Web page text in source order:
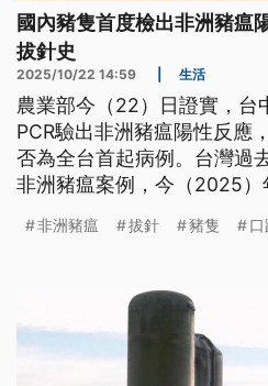
國內豬隻首度檢出非洲豬瘟
拔針史
2025/10/22 14:59 生活
農業部今（22）日證實，台
PCR驗出非洲豬瘟陽性反應
否為全台首起病例。台灣過
非洲豬瘟案例，今（2025）
此出現破口？台灣在豬瘟拔
非洲豬瘟 拔針 豬隻